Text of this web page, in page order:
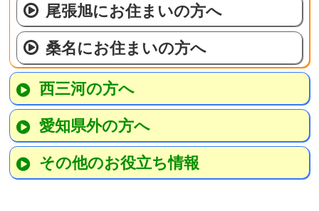
尾張旭にお住まいの方へ
桑名にお住まいの方へ
西三河の方へ
愛知県外の方へ
その他のお役立ち情報